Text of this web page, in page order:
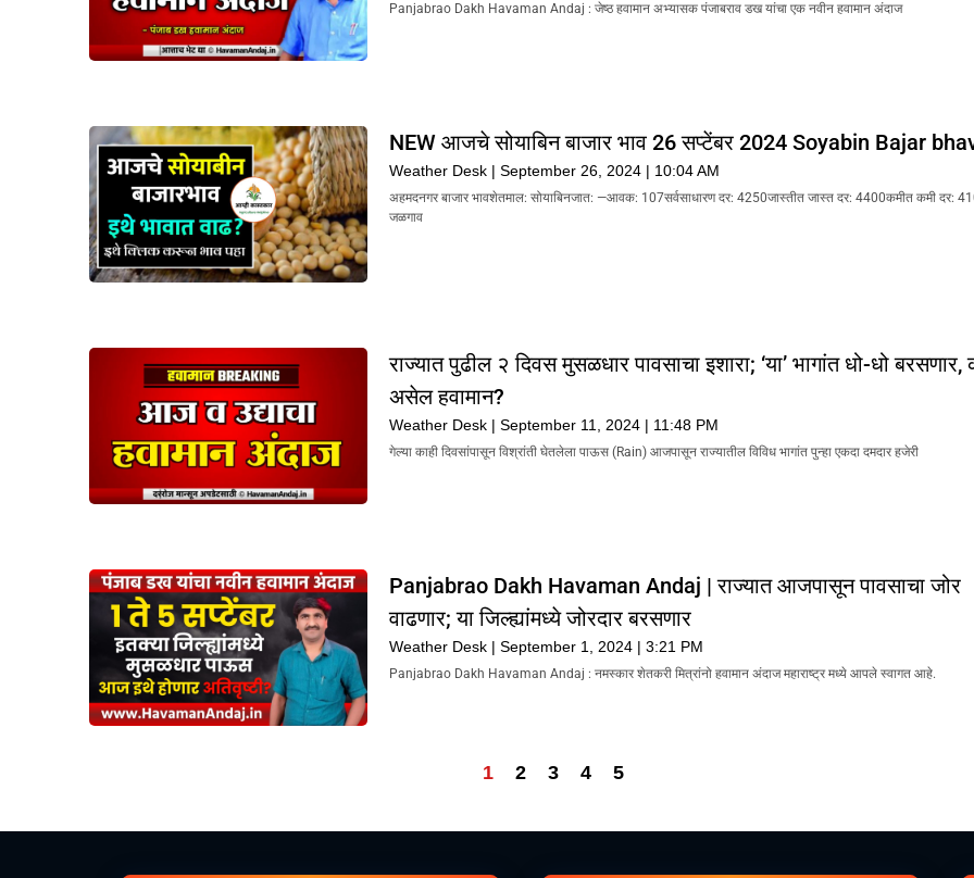
Panjabrao Dakh Havaman Andaj : जेष्ठ हवामान अभ्यासक पंजाबराव डख यांचा एक नवीन हवामान अंदाज
NEW आजचे सोयाबिन बाजार भाव 26 सप्टेंबर 2024 Soyabin Bajar
Weather Desk September 26, 2024 10:04 AM
अहमदनगर बाजार भावशेतमाल: सोयाबिनजात: —आवक: 107सर्वसाधारण दर: 4250जास्तीत जास्त दर: 4400कमीत कमी दर:
जळगाव
राज्यात पुढील २ दिवस मुसळधार पावसाचा इशारा; ‘या’ भागांत धो-धो
असेल हवामान?
Weather Desk September 11, 2024 11:48 PM
गेल्या काही दिवसांपासून विश्रांती घेतलेला पाऊस (Rain) आजपासून राज्यातील विविध भागांत पुन्हा एकदा दमदार हजेरी
Panjabrao Dakh Havaman Andaj | राज्यात आजपासून पावसाचा जोर
वाढणार; या जिल्ह्यांमध्ये जोरदार बरसणार
Weather Desk September 1, 2024 3:21 PM
Panjabrao Dakh Havaman Andaj : नमस्कार शेतकरी मित्रांनो हवामान अंदाज महाराष्ट्र मध्ये आपले स्वागत आहे.
1 2 3 4 5